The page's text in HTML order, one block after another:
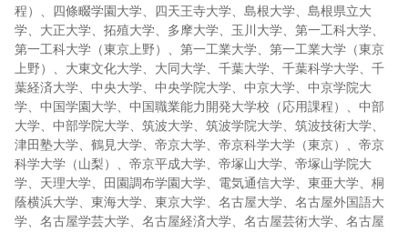
程）、四條畷学園大学、四天王寺大学、島根大学、島根県立大
学、大正大学、拓殖大学、多摩大学、玉川大学、第一工科大学、
第一工科大学（東京上野）、第一工業大学、第一工業大学（東京
上野）、大東文化大学、大同大学、千葉大学、千葉科学大学、千
葉経済大学、中央大学、中央学院大学、中京大学、中京学院大
学、中国学園大学、中国職業能力開発大学校（応用課程）、中部
大学、中部学院大学、筑波大学、筑波学院大学、筑波技術大学、
津田塾大学、鶴見大学、帝京大学、帝京科学大学（東京）、帝京
科学大学（山梨）、帝京平成大学、帝塚山大学、帝塚山学院大
学、天理大学、田園調布学園大学、電気通信大学、東亜大学、桐
蔭横浜大学、東海大学、東京大学、名古屋大学、名古屋外国語大
学、名古屋学芸大学、名古屋経済大学、名古屋芸術大学、名古屋